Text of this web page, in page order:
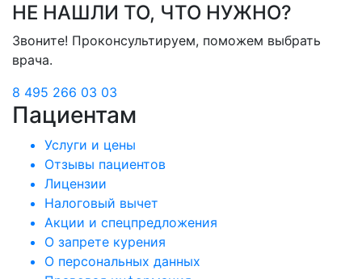
НЕ НАШЛИ ТО, ЧТО НУЖНО?
Звоните! Проконсультируем, поможем выбрать
врача.
8 495 266 03 03
Пациентам
Услуги и цены
Отзывы пациентов
Лицензии
Налоговый вычет
Акции и спецпредложения
О запрете курения
О персональных данных